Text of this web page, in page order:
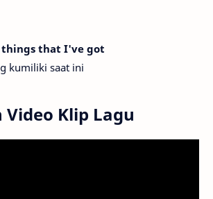
that I've got
kumiliki saat ini
Klip Lagu